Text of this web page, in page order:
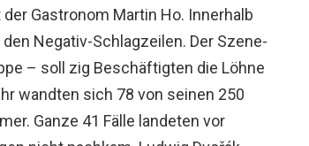
Gastronom Martin Ho. Innerhalb
Negativ-Schlagzeilen. Der Szene-
– soll zig Beschäftigten die Löhne
wandten sich 78 von seinen 250
Ganze 41 Fälle landeten vor